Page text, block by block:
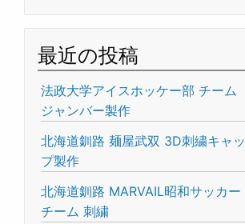
最近の投稿
法政大学アイスホッケー部 チーム
ジャンバー製作
北海道釧路 麺屋武双 3D刺繍キャッ
プ製作
北海道釧路 MARVAIL昭和サッカー
チーム 刺繍